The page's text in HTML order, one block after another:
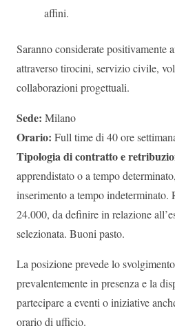
affini.
Saranno considerate positivamente
attraverso tirocini, servizio civile,
collaborazioni progettuali.
Sede: Milano
Orario: Full time di 40 ore
Tipologia di contratto e
apprendistato o a tempo
inserimento a tempo
24.000, da definire in relazione
selezionata. Buoni pasto.
La posizione prevede lo
prevalentemente in presenza e la
partecipare a eventi o iniziative
orario di ufficio.